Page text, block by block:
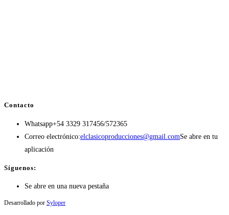
Contacto
Whatsapp+54 3329 317456/572365
Correo electrónico:elclasicoproducciones@gmail.comSe abre en tu
aplicación
Síguenos:
Se abre en una nueva pestaña
Desarrollado por Syloper